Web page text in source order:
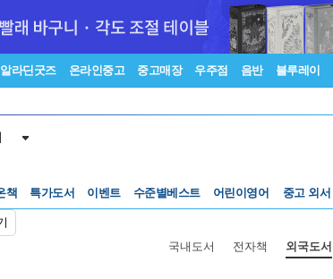
알라딘굿즈 온라인중고 중고매장 우주점 음반 블루레이
책 특가도서 이벤트
Lexile®
어린이영어
5백원부터
국내도서 전자책 외국도서